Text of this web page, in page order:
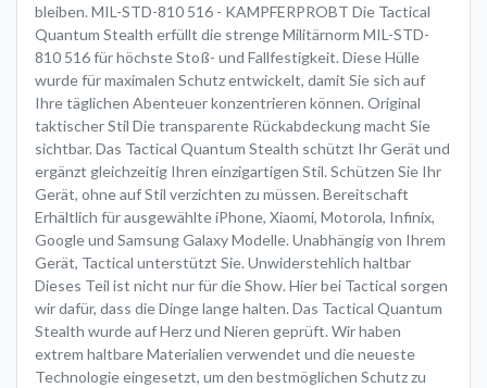
bleiben. MIL-STD-810 516 - KAMPFERPROBT Die Tactical
Quantum Stealth erfüllt die strenge Militärnorm MIL-STD-
810 516 für höchste Stoß- und Fallfestigkeit. Diese Hülle
wurde für maximalen Schutz entwickelt, damit Sie sich auf
Ihre täglichen Abenteuer konzentrieren können. Original
taktischer Stil Die transparente Rückabdeckung macht Sie
sichtbar. Das Tactical Quantum Stealth schützt Ihr Gerät und
ergänzt gleichzeitig Ihren einzigartigen Stil. Schützen Sie Ihr
Gerät, ohne auf Stil verzichten zu müssen. Bereitschaft
Erhältlich für ausgewählte iPhone, Xiaomi, Motorola, Infinix,
Google und Samsung Galaxy Modelle. Unabhängig von Ihrem
Gerät, Tactical unterstützt Sie. Unwiderstehlich haltbar
Dieses Teil ist nicht nur für die Show. Hier bei Tactical sorgen
wir dafür, dass die Dinge lange halten. Das Tactical Quantum
Stealth wurde auf Herz und Nieren geprüft. Wir haben
extrem haltbare Materialien verwendet und die neueste
Technologie eingesetzt, um den bestmöglichen Schutz zu